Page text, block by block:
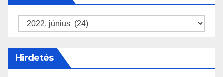
Archívum
Hirdetés